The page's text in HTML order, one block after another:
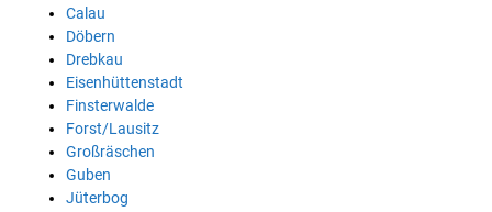
Calau
Döbern
Drebkau
Eisenhüttenstadt
Finsterwalde
Forst/Lausitz
Großräschen
Guben
Jüterbog